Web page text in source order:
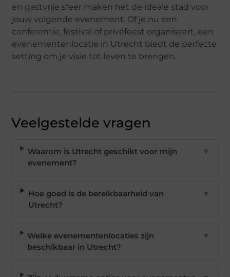
en gastvrije sfeer maken het de ideale stad voor
jouw volgende evenement. Of je nu een
conferentie, festival of privéfeest organiseert, een
evenementenlocatie in Utrecht biedt de perfecte
setting om je visie tot leven te brengen.
Veelgestelde vragen
Waarom is Utrecht geschikt voor mijn
evenement?
▼
Hoe goed is de bereikbaarheid van
Utrecht?
▼
Welke evenementenlocaties zijn
beschikbaar in Utrecht?
▼